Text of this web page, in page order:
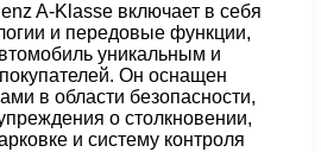
A-Klasse включает в себя
и передовые функции,
уникальным и
Он оснащен
в области безопасности,
о столкновении,
и систему контроля